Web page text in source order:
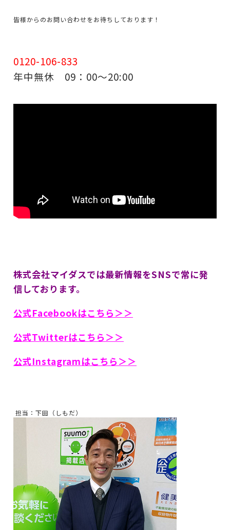
皆様からのお問い合わせをお待ちしております！
0120-106-833
年中無休 09：00～20:00
株式会社マイダスでは最新情報をSNSで常に発
信しております。
公式Facebookはこちら＞＞
公式Twitterはこちら＞＞
公式Instagramはこちら＞＞
担当：下田（しもだ）